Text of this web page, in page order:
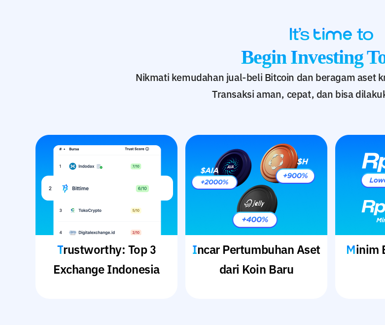
Begin Investing
Nikmati kemudahan jual-beli Bitcoin dan beragam aset
Transaksi aman, cepat, dan bisa
Trustworthy: Top 3
Exchange Indonesia
Incar Pertumbuhan Aset
dari Koin Baru